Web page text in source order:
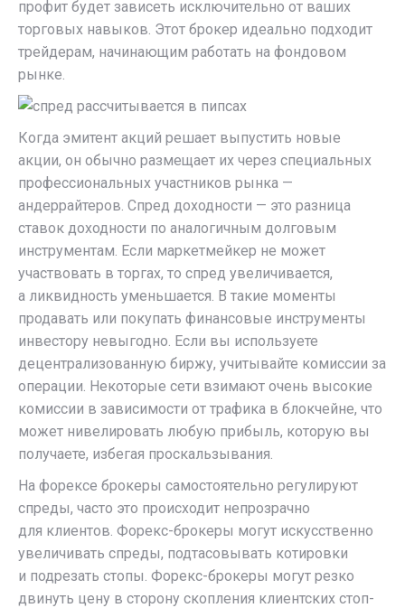
профит будет зависеть исключительно от ваших
торговых навыков. Этот брокер идеально подходит
трейдерам, начинающим работать на фондовом
рынке.
Когда эмитент акций решает выпустить новые
акции, он обычно размещает их через специальных
профессиональных участников рынка —
андеррайтеров. Спред доходности — это разница
ставок доходности по аналогичным долговым
инструментам. Если маркетмейкер не может
участвовать в торгах, то спред увеличивается,
а ликвидность уменьшается. В такие моменты
продавать или покупать финансовые инструменты
инвестору невыгодно. Если вы используете
децентрализованную биржу, учитывайте комиссии за
операции. Некоторые сети взимают очень высокие
комиссии в зависимости от трафика в блокчейне, что
может нивелировать любую прибыль, которую вы
получаете, избегая проскальзывания.
На форексе брокеры самостоятельно регулируют
спреды, часто это происходит непрозрачно
для клиентов. Форекс-брокеры могут искусственно
увеличивать спреды, подтасовывать котировки
и подрезать стопы. Форекс-брокеры могут резко
двинуть цену в сторону скопления клиентских стоп-